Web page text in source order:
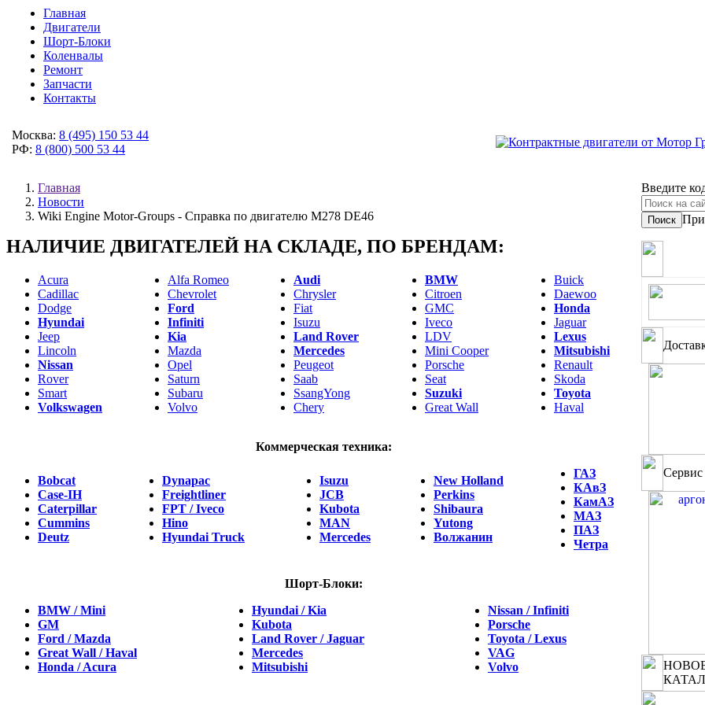
Главная
Двигатели
Шорт-Блоки
Коленвалы
Ремонт
Запчасти
Контакты
Москва: 8 (495) 150 53 44
РФ: 8 (800) 500 53 44
Главная
Новости
Wiki Engine Motor-Groups - Справка по двигателю M278 DE46
НАЛИЧИЕ ДВИГАТЕЛЕЙ НА СКЛАДЕ, ПО БРЕНДАМ:
Acura
Cadillac
Dodge
Hyundai
Jeep
Lincoln
Nissan
Rover
Smart
Volkswagen
Alfa Romeo
Chevrolet
Ford
Infiniti
Kia
Mazda
Opel
Saturn
Subaru
Volvo
Audi
Chrysler
Fiat
Isuzu
Land Rover
Mercedes
Peugeot
Saab
SsangYong
Chery
BMW
Citroen
GMC
Iveco
LDV
Mini Cooper
Porsche
Seat
Suzuki
Great Wall
Buick
Daewoo
Honda
Jaguar
Lexus
Mitsubishi
Renault
Skoda
Toyota
Haval
Коммерческая техника:
Bobcat
Case-IH
Caterpillar
Cummins
Deutz
Dynapac
Freightliner
FPT / Iveco
Hino
Hyundai Truck
Isuzu
JCB
Kubota
MAN
Mercedes
New Holland
Perkins
Shibaura
Yutong
Волжанин
ГАЗ
КАвЗ
КамАЗ
МАЗ
ПАЗ
Четра
Шорт-Блоки:
BMW / Mini
GM
Ford / Mazda
Great Wall / Haval
Honda / Acura
Hyundai / Kia
Kubota
Land Rover / Jaguar
Mercedes
Mitsubishi
Nissan / Infiniti
Porsche
Toyota / Lexus
VAG
Volvo
Введите
Поиск
Сервис